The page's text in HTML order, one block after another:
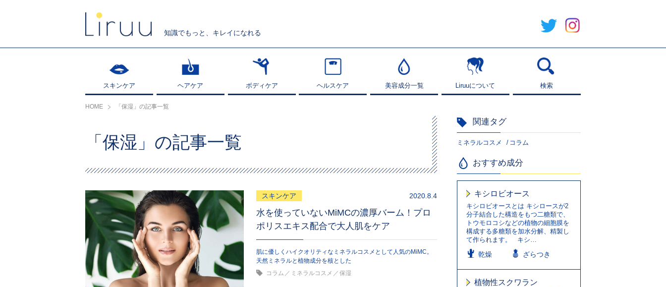
知識でもっと、キレイになれる
スキンケア
スキンケア ヘアケア
ヘアケア ボディケア
ボディケア ヘルスケア
ヘルスケア 美容成分一覧
美容成分一覧 Liruuについて
Liruuについて 検索
検索
HOME 「保湿」の記事一覧
「保湿」の記事一覧
スキンケア 2020.8.4
水を使っていないMiMCの濃厚バーム！プロ
ポリスエキス配合で大人肌をケア
肌に優しくハイクオリティなミネラルコスメとして人気のMiMC。
天然ミネラルと植物成分を核とした
コラム
ミネラルコスメ 保湿
関連タグ
ミネラルコスメ コラム
おすすめ成分
キシロビオース
キシロビオースとは キシロースが2
分子結合した構造をもつ二糖類で、
トウモロコシなどの植物の細胞膜を
構成する多糖類を加水分解、精製し
て作られます。 キシ…
乾燥 ざらつき
植物性スクワラン